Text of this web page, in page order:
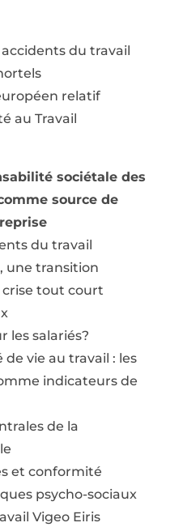
du travail
relatif
au Travail
sociétale des
source de
du travail
une transition
crise tout court
les salariés?
de vie au travail : les
indicateurs de
de la
et conformité
psycho-sociaux
Vigeo Eiris